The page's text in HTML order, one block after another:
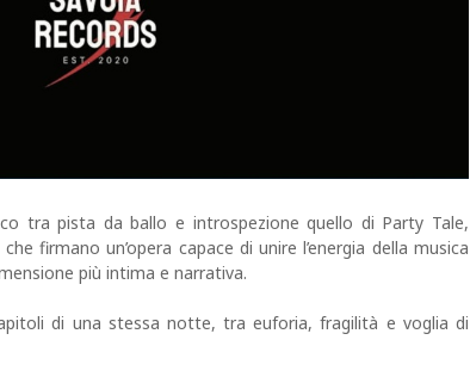
tra pista da ballo e introspezione quello di Party Tale,
firmano un’opera capace di unire l’energia della musica
più intima e narrativa.
di una stessa notte, tra euforia, fragilità e voglia di